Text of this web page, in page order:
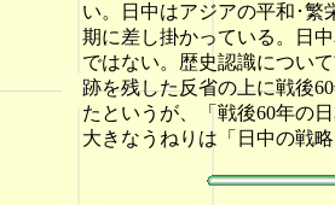
い。日中はアジアの平和･繁
期に差し掛かっている。日
ではない。歴史認識につい
跡を残した反省の上に戦後
たというが、「戦後60年の
大きなうねりは「日中の戦